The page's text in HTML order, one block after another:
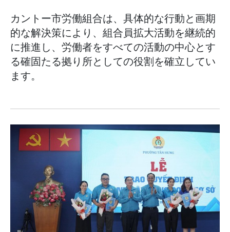
カントー市労働組合は、具体的な行動と画期
的な解決策により、組合員拡大活動を継続的
に推進し、労働者をすべての活動の中心とす
る確固たる拠り所としての役割を確立してい
ます。